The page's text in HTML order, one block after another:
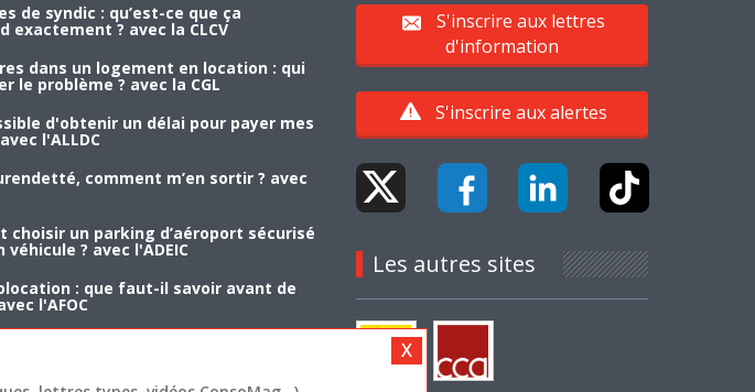
de syndic : qu’est-ce que ça
exactement ? avec la CLCV
dans un logement en location : qui
le problème ? avec la CGL
d'obtenir un délai pour payer mes
l'ALLDC
comment m’en sortir ? avec
choisir un parking d’aéroport sécurisé
véhicule ? avec l'ADEIC
: que faut-il savoir avant de
l'AFOC
S'inscrire aux lettres
d'information
S'inscrire aux alertes
Les autres sites